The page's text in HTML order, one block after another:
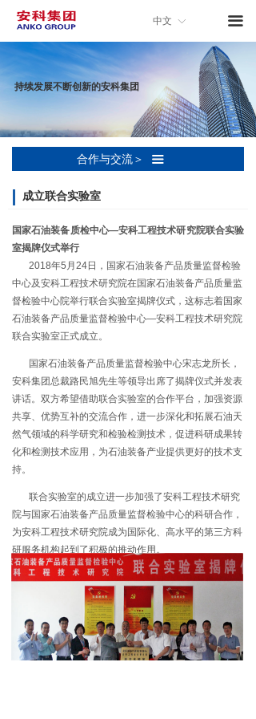
끀
낀首页
关于安科
新闻中心
产品与服务
合作与交流
人力资源
子公司入口
联系我们
ꀅ
中文
持续发展不断创新的安科集团
国家石油装备质检中心—安科工程技术研究院联合实验
室揭牌仪式举行
2018年5月24日，国家石油装备产品质量监督检验
中心及安科工程技术研究院在国家石油装备产品质量监
督检验中心院举行联合实验室揭牌仪式，这标志着国家
石油装备产品质量监督检验中心—安科工程技术研究院
联合实验室正式成立。
国家石油装备产品质量监督检验中心宋志龙所长，
安科集团总裁路民旭先生等领导出席了揭牌仪式并发表
讲话。双方希望借助联合实验室的合作平台，加强资源
共享、优势互补的交流合作，进一步深化和拓展石油天
然气领域的科学研究和检验检测技术，促进科研成果转
化和检测技术应用，为石油装备产业提供更好的技术支
持。
联合实验室的成立进一步加强了安科工程技术研究
院与国家石油装备产品质量监督检验中心的科研合作，
为安科工程技术研究院成为国际化、高水平的第三方科
研服务机构起到了积极的推动作用。
合作与交流＞ 끀
成立联合实验室